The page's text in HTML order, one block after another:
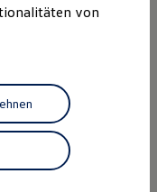
wie ein ID.
von